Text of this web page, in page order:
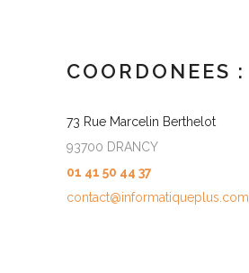
COORDONEES :
73 Rue Marcelin Berthelot
93700 DRANCY
01 41 50 44 37
contact@informatiqueplus.com